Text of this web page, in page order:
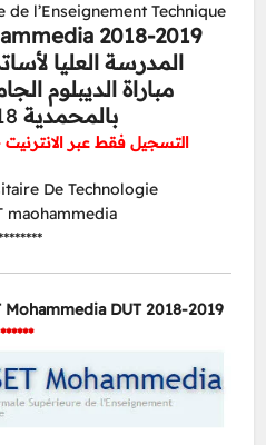
l’Enseignement Technique
2018-2019
المدرسة العليا
مباراة الديبلوم
بالمحمدية
التسجيل فقط عبر الانترنيت
De Technologie
maohammedia
DUT 2018-2019
******